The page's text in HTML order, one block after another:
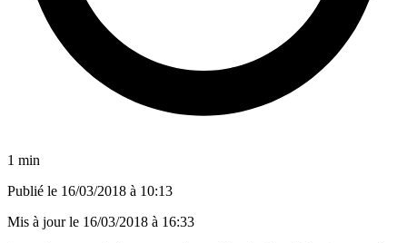
1 min
Publié le 16/03/2018 à 10:13
Mis à jour le 16/03/2018 à 16:33